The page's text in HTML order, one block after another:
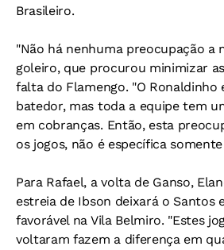
Brasileiro.
"Não há nenhuma preocupação a
goleiro, que procurou minimizar
falta do Flamengo. "O Ronaldinho
batedor, mas toda a equipe tem
em cobranças. Então, esta
os jogos, não é específica
Para Rafael, a volta de Ganso,
estreia de Ibson deixará o Santos
favorável na Vila Belmiro. "Estes
voltaram fazem a diferença em